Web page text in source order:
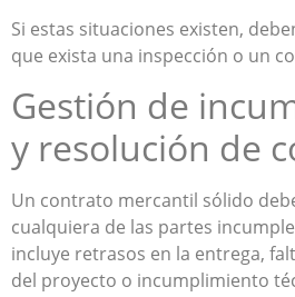
Si estas situaciones existen,
que exista una inspección o un
Gestión de
y resolución de
Un contrato mercantil sólido
cualquiera de las partes
incluye retrasos en la entrega,
del proyecto o incumplimiento